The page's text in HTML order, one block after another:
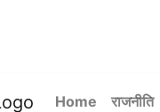
Home राजनीति